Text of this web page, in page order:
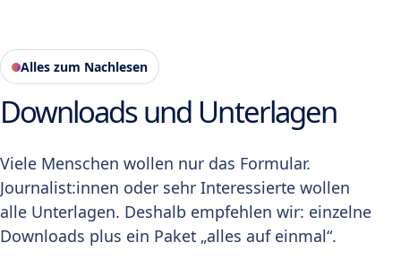
Alles zum Nachlesen
Downloads und Unterlagen
Viele Menschen wollen nur das Formular.
Journalist:innen oder sehr Interessierte wollen
alle Unterlagen. Deshalb empfehlen wir: einzelne
Downloads plus ein Paket „alles auf einmal“.